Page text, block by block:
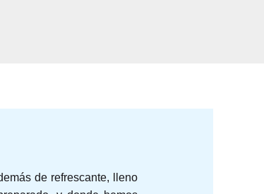
de refrescante, lleno